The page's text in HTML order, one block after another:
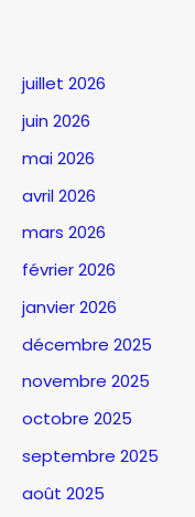
juillet 2026
juin 2026
mai 2026
avril 2026
mars 2026
février 2026
janvier 2026
décembre 2025
novembre 2025
octobre 2025
septembre 2025
août 2025